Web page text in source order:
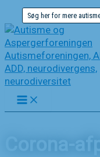
til
indholdet
Søg
efter:
Corona-